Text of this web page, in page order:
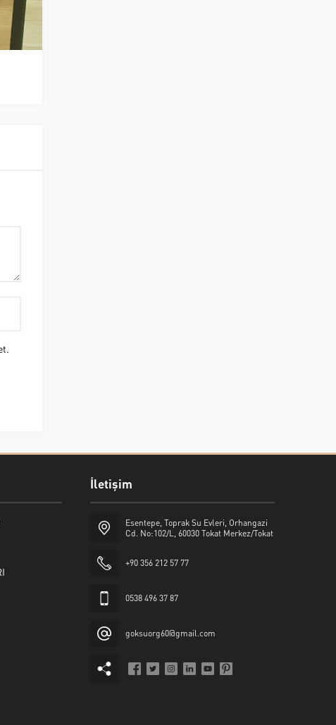
İletişim
Esentepe, Toprak Su Evleri, Orhangazi
Cd. No:102/L, 60030 Tokat Merkez/Tokat
+90 356 212 57 77
0538 496 37 87
goksuorg60@gmail.com